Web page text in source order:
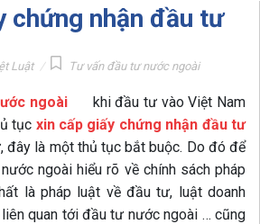
chứng nhận đầu tư
Luật Tư vấn đầu tư nước ngoài
ngoài
khi đầu tư vào Việt Nam
tục xin cấp giấy chứng nhận đầu tư
đây là một thủ tục bắt buộc. Do đó để
ngoài hiểu rõ về chính sách pháp
là pháp luật về đầu tư, luật doanh
quan tới đầu tư nước ngoài … cũng